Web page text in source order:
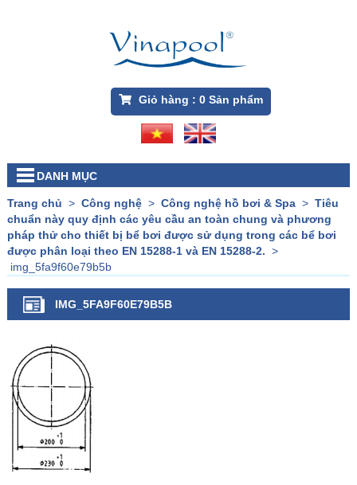
Giỏ hàng : 0Sản phẩm
DANH MỤC
Trang chủ > Công nghệ> Công nghệ hồ bơi & Spa> Tiêu
chuẩn này quy định các yêu cầu an toàn chung và phương
pháp thử cho thiết bị bể bơi được sử dụng trong các bể bơi
được phân loại theo EN 15288-1 và EN 15288-2. >
img_5fa9f60e79b5b
IMG_5FA9F60E79B5B